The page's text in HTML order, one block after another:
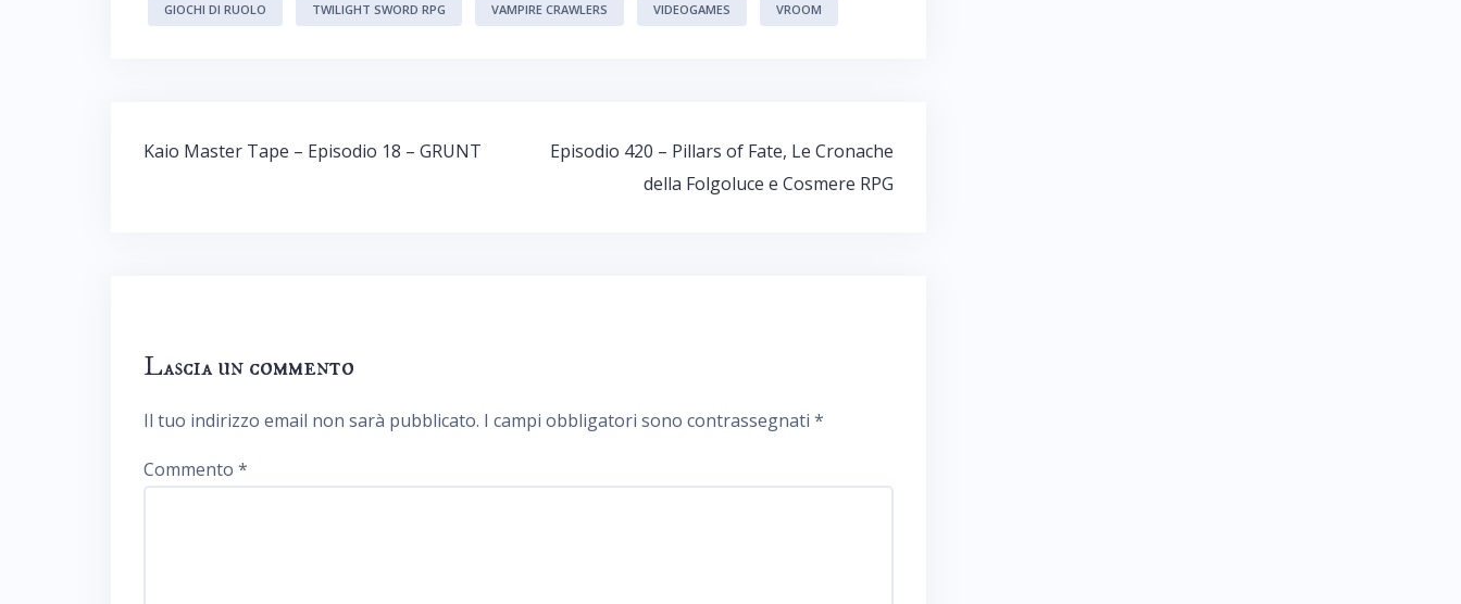
GIOCHI DI RUOLO TWILIGHT SWORD RPG VAMPIRE CRAWLERS VIDEOGAMES VROOM
Navigazione
Kaio Master Tape – Episodio 18 – GRUNT
Episodio 420 – Pillars of Fate, Le Cronache
della Folgoluce e Cosmere RPG
Lascia un commento
Il tuo indirizzo email non sarà pubblicato. I campi obbligatori sono contrassegnati *
Commento *